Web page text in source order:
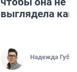
выглядела как
Надежда